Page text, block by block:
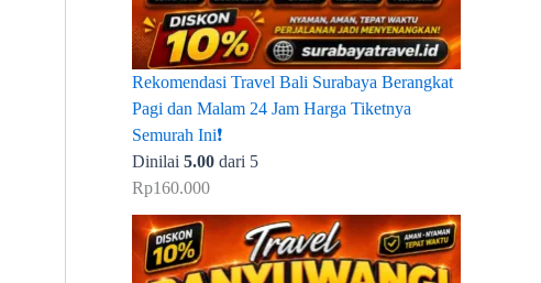
Rekomendasi Travel Bali Surabaya Berangkat
Pagi dan Malam 24 Jam Harga Tiketnya
Semurah Ini❗
Dinilai 5.00 dari 5
Rp160.000